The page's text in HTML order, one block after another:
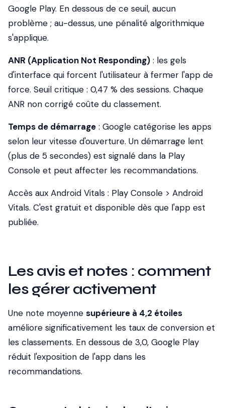
Google Play. En dessous de ce seuil, aucun
problème ; au-dessus, une pénalité algorithmique
s'applique.
ANR (Application Not Responding) : les gels
d'interface qui forcent l'utilisateur à fermer l'app de
force. Seuil critique : 0,47 % des sessions. Chaque
ANR non corrigé coûte du classement.
Temps de démarrage : Google catégorise les apps
selon leur vitesse d'ouverture. Un démarrage lent
(plus de 5 secondes) est signalé dans la Play
Console et peut affecter les recommandations.
Accès aux Android Vitals : Play Console > Android
Vitals. C'est gratuit et disponible dès que l'app est
publiée.
Les avis et notes : comment
les gérer activement
Une note moyenne supérieure à 4,2 étoiles
améliore significativement les taux de conversion et
les classements. En dessous de 3,0, Google Play
réduit l'exposition de l'app dans les
recommandations.